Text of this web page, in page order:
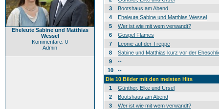
Eheleute Sabine und Matthias
Wessel
Kommentare: 0
Admin
3
Bootshaus am Abend
4
Eheleute Sabine und Matthias Wessel
5
Wer ist wie mit wem verwandt?
6
Gospel Flames
7
Leonie auf der Treppe
8
Sabine und Matthias kurz vor der
9
--
10
--
Die 10 Bilder mit den meisten Hits
1
Günther, Elke und Ursel
2
Bootshaus am Abend
3
Wer ist wie mit wem verwandt?